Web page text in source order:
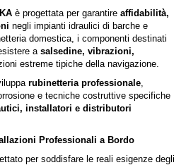
è progettata per garantire affidabilità,
negli impianti idraulici di barche e
domestica, i componenti destinati
a salsedine, vibrazioni,
estreme tipiche della navigazione.
rubinetteria professionale,
e tecniche costruttive specifiche
installatori e distributori
Professionali a Bordo
per soddisfare le reali esigenze degli